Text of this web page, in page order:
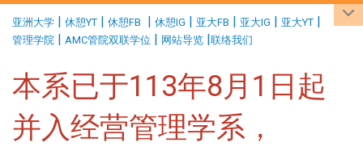
亚洲大学 | 休憩YT | 休憩FB | 休憩IG | 亚大FB | 亚大IG | 亚大YT |
管理学院 | AMC管院双联学位 | 网站导览 |联络我们
本系已于113年8月1日起
并入经营管理学系，